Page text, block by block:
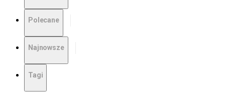
Polecane
Najnowsze
Tagi